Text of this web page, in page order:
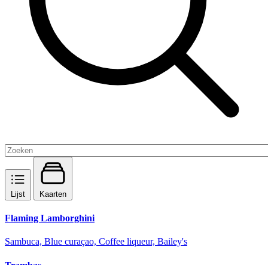
Lijst Kaarten
Flaming Lamborghini
Sambuca, Blue curaçao, Coffee liqueur, Bailey's